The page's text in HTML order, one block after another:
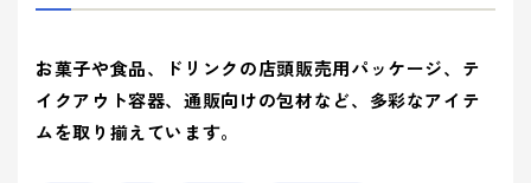
お菓子や食品、ドリンクの店頭販売用パッケージ、テ
イクアウト容器、通販向けの包材など、多彩なアイテ
ムを取り揃えています。